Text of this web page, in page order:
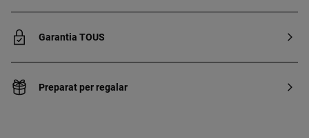
Garantia TOUS
Preparat per regalar